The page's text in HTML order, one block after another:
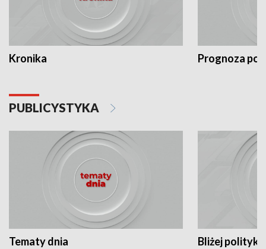
Kronika Prognoza
PUBLICYSTYKA
Tematy dnia Bliżej polityki